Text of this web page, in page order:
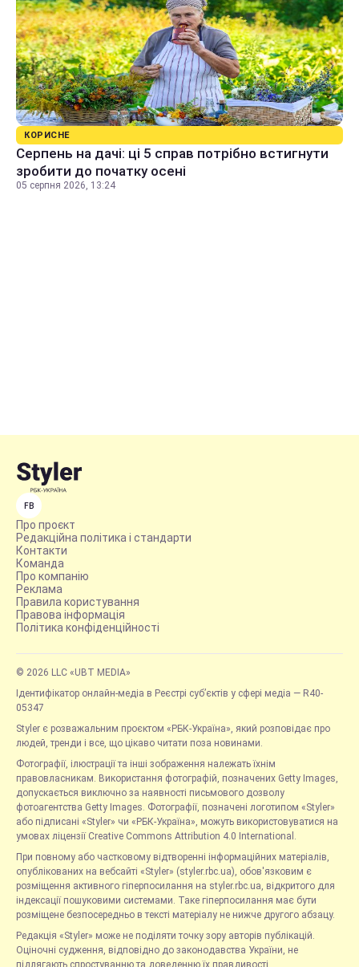
КОРИСНЕ
Серпень на дачі: ці 5 справ потрібно встигнути
зробити до початку осені
05 серпня 2026, 13:24
FB
Про проєкт
Редакційна політика і стандарти
Контакти
Команда
Про компанію
Реклама
Правила користування
Правова інформація
Політика конфіденційності
© 2026 LLC «UBT MEDIA»
Ідентифікатор онлайн-медіа в Реєстрі суб’єктів у сфері медіа — R40-
05347
Styler є розважальним проєктом «РБК-Україна», який розповідає про
людей, тренди і все, що цікаво читати поза новинами.
Фотографії, ілюстрації та інші зображення належать їхнім
правовласникам. Використання фотографій, позначених Getty Images,
допускається виключно за наявності письмового дозволу
фотоагентства Getty Images. Фотографії, позначені логотипом «Styler»
або підписані «Styler» чи «РБК-Україна», можуть використовуватися на
умовах ліцензії Creative Commons Attribution 4.0 International.
При повному або частковому відтворенні інформаційних матеріалів,
опублікованих на вебсайті «Styler» (styler.rbc.ua), обов'язковим є
розміщення активного гіперпосилання на styler.rbc.ua, відкритого для
індексації пошуковими системами. Таке гіперпосилання має бути
розміщене безпосередньо в тексті матеріалу не нижче другого абзацу.
Редакція «Styler» може не поділяти точку зору авторів публікацій.
Оціночні судження, відповідно до законодавства України, не
підлягають спростуванню та доведенню їх правдивості.